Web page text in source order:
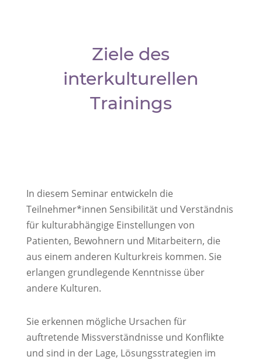
Ziele des
interkulturellen
Trainings
In diesem Seminar entwickeln die
Teilnehmer*innen Sensibilität und Verständnis
für kulturabhängige Einstellungen von
Patienten, Bewohnern und Mitarbeitern, die
aus einem anderen Kulturkreis kommen. Sie
erlangen grundlegende Kenntnisse über
andere Kulturen.
Sie erkennen mögliche Ursachen für
auftretende Missverständnisse und Konflikte
und sind in der Lage, Lösungsstrategien im